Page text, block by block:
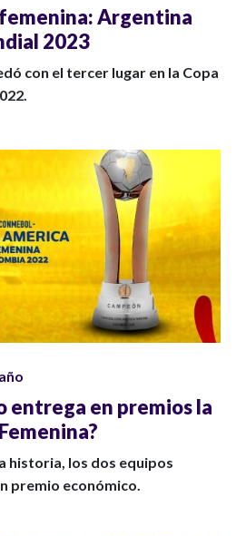
Argentina
2023
con el tercer lugar en la Copa
entrega en premios la
historia, los dos equipos
premio económico.